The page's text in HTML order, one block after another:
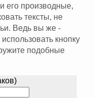
его производные,
тексты, не
Ведь вы же -
кнопку
подобные